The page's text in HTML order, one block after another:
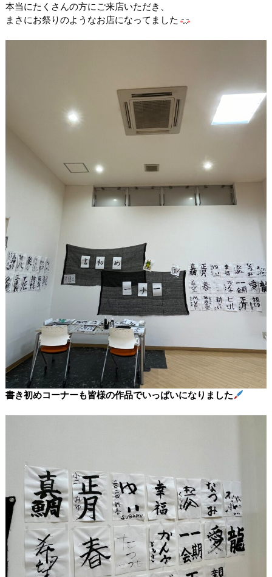
本当にたくさんの方にご来店いただき、
まさにお祭りのようなお店になってました
書き初めコーナーも皆様の作品でいっぱいになりました